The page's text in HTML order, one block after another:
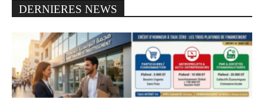
DERNIERES NEWS